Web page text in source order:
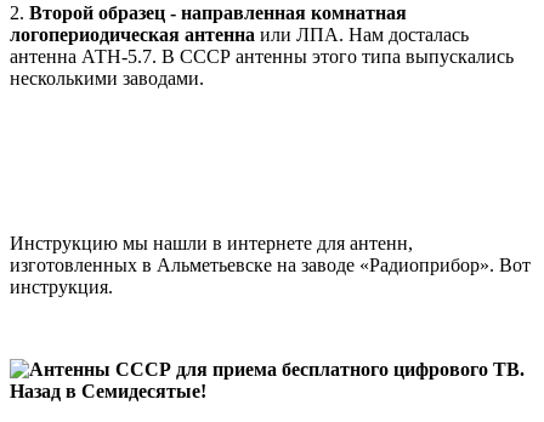
2. Второй образец - направленная комнатная
логопериодическая антенна или ЛПА. Нам досталась
антенна АТН-5.7. В СССР антенны этого типа выпускались
несколькими заводами.
Инструкцию мы нашли в интернете для антенн,
изготовленных в Альметьевске на заводе «Радиоприбор». Вот
инструкция.